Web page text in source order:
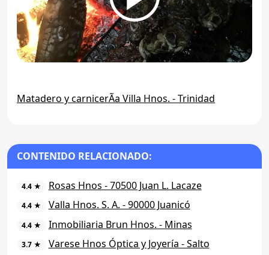
Matadero y carnicerÃ­a Villa Hnos. - Trinidad
CONTENIDO RELACIONADO:
4.4 ★ Rosas Hnos - 70500 Juan L. Lacaze
4.4 ★ Valla Hnos. S. A. - 90000 Juanicó
4.4 ★ Inmobiliaria Brun Hnos. - Minas
3.7 ★ Varese Hnos Óptica y Joyería - Salto